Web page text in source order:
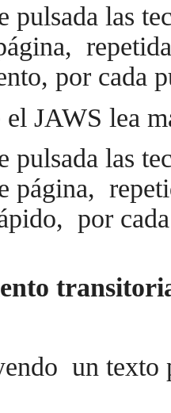
pulsada las
por cada
el JAWS lea
pulsada las
página,
por
un texto